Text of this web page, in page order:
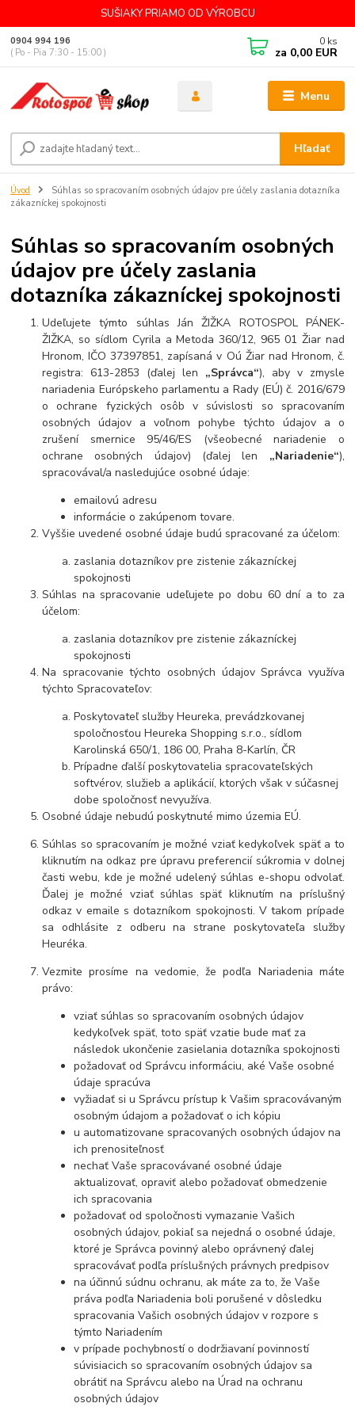
SUŠIAKY PRIAMO OD VÝROBCU
Menu
Hľadať
0904 994 196
( Po - Pia 7:30 - 15:00 )
0 ks
za 0,00 EUR
Úvod
Súhlas so spracovaním osobných údajov pre účely zaslania dotazníka
zákazníckej spokojnosti
Súhlas so spracovaním osobných
údajov pre účely zaslania
dotazníka zákazníckej spokojnosti
Udeľujete týmto súhlas Ján ŽIŽKA ROTOSPOL PÁNEK-
ŽIŽKA, so sídlom Cyrila a Metoda 360/12, 965 01 Žiar nad
Hronom, IČO 37397851, zapísaná v Oú Žiar nad Hronom, č.
registra: 613-2853 (ďalej len „Správca“), aby v zmysle
nariadenia Európskeho parlamentu a Rady (EÚ) č. 2016/679
o ochrane fyzických osôb v súvislosti so spracovaním
osobných údajov a voľnom pohybe týchto údajov a o
zrušení smernice 95/46/ES (všeobecné nariadenie o
ochrane osobných údajov) (ďalej len „Nariadenie“),
spracovával/a nasledujúce osobné údaje:
emailovú adresu
informácie o zakúpenom tovare.
Vyššie uvedené osobné údaje budú spracované za účelom:
zaslania dotazníkov pre zistenie zákazníckej
spokojnosti
Súhlas na spracovanie udeľujete po dobu 60 dní a to za
účelom:
zaslania dotazníkov pre zistenie zákazníckej
spokojnosti
Na spracovanie týchto osobných údajov Správca využíva
týchto Spracovateľov:
Poskytovateľ služby Heureka, prevádzkovanej
spoločnosťou Heureka Shopping s.r.o., sídlom
Karolinská 650/1, 186 00, Praha 8-Karlín, ČR
Prípadne ďalší poskytovatelia spracovateľských
softvérov, služieb a aplikácií, ktorých však v súčasnej
dobe spoločnosť nevyužíva.
Osobné údaje nebudú poskytnuté mimo územia EÚ.
Súhlas so spracovaním je možné vziať kedykoľvek späť a to
kliknutím na odkaz pre úpravu preferencií súkromia v dolnej
časti webu, kde je možné udelený súhlas e-shopu odvolať.
Ďalej je možné vziať súhlas späť kliknutím na príslušný
odkaz v emaile s dotazníkom spokojnosti. V takom prípade
sa odhlásite z odberu na strane poskytovateľa služby
Heuréka.
Vezmite prosíme na vedomie, že podľa Nariadenia máte
právo:
vziať súhlas so spracovaním osobných údajov
kedykoľvek späť, toto späť vzatie bude mať za
následok ukončenie zasielania dotazníka spokojnosti
požadovať od Správcu informáciu, aké Vaše osobné
údaje spracúva
vyžiadať si u Správcu prístup k Vašim spracovávaným
osobným údajom a požadovať o ich kópiu
u automatizovane spracovaných osobných údajov na
ich prenositeľnosť
nechať Vaše spracovávané osobné údaje
aktualizovať, opraviť alebo požadovať obmedzenie
ich spracovania
požadovať od spoločnosti vymazanie Vašich
osobných údajov, pokiaľ sa nejedná o osobné údaje,
ktoré je Správca povinný alebo oprávnený ďalej
spracovávať podľa príslušných právnych predpisov
na účinnú súdnu ochranu, ak máte za to, že Vaše
práva podľa Nariadenia boli porušené v dôsledku
spracovania Vašich osobných údajov v rozpore s
týmto Nariadením
v prípade pochybností o dodržiavaní povinností
súvisiacich so spracovaním osobných údajov sa
obrátiť na Správcu alebo na Úrad na ochranu
osobných údajov